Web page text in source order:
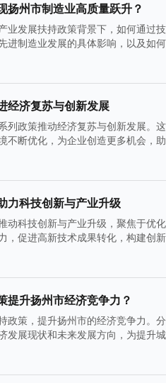
扬州市制造业高质量跃升？
业发展扶持政策背景下，如何通过
进制造业发展的具体影响，以及如
经济复苏与创新发展
列政策推动经济复苏与创新发展。
不断优化，为企业创造更多机会，
力科技创新与产业升级
动科技创新与产业升级，聚焦于优
，促进高新技术成果转化，构建创
提升扬州市经济竞争力？
政策，提升扬州市的经济竞争力。
发展现状和未来发展方向，为提升